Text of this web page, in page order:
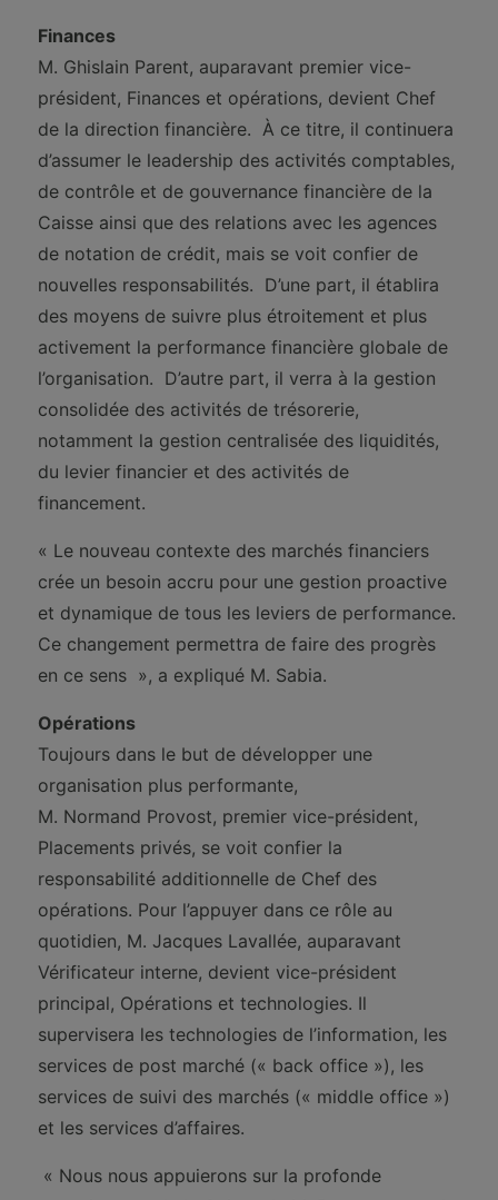
Finances
M. Ghislain Parent, auparavant premier vice-
président, Finances et opérations, devient Chef
de la direction financière. À ce titre, il continuera
d’assumer le leadership des activités comptables,
de contrôle et de gouvernance financière de la
Caisse ainsi que des relations avec les agences
de notation de crédit, mais se voit confier de
nouvelles responsabilités. D’une part, il établira
des moyens de suivre plus étroitement et plus
activement la performance financière globale de
l’organisation. D’autre part, il verra à la gestion
consolidée des activités de trésorerie,
notamment la gestion centralisée des liquidités,
du levier financier et des activités de
financement.
« Le nouveau contexte des marchés financiers
crée un besoin accru pour une gestion proactive
et dynamique de tous les leviers de performance.
Ce changement permettra de faire des progrès
en ce sens », a expliqué M. Sabia.
Opérations
Toujours dans le but de développer une
organisation plus performante,
M. Normand Provost, premier vice-président,
Placements privés, se voit confier la
responsabilité additionnelle de Chef des
opérations. Pour l’appuyer dans ce rôle au
quotidien, M. Jacques Lavallée, auparavant
Vérificateur interne, devient vice-président
principal, Opérations et technologies. Il
supervisera les technologies de l’information, les
services de post marché (« back office »), les
services de suivi des marchés (« middle office »)
et les services d’affaires.
« Nous nous appuierons sur la profonde